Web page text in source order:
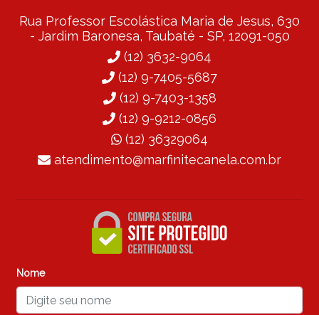
Rua Professor Escolástica Maria de Jesus, 630
- Jardim Baronesa, Taubaté - SP, 12091-050
(12) 3632-9064
(12) 9-7405-5687
(12) 9-7403-1358
(12) 9-9212-0856
(12) 36329064
atendimento@marfinitecanela.com.br
Nome